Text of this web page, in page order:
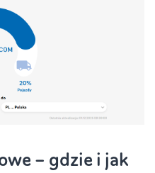
– gdzie i jak